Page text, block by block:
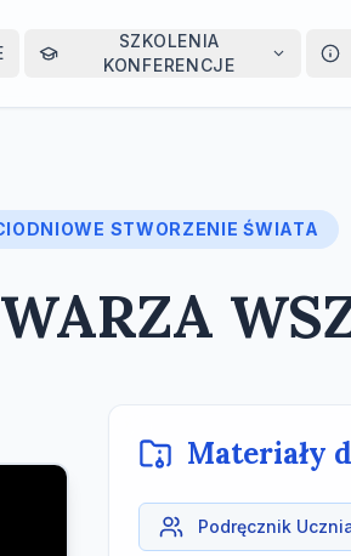
SZKOLENIA
KONFERENCJE
STWORZENIE ŚWIATA
Materiały
Podręcznik